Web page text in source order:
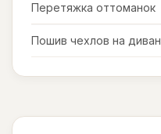
Перетяжка оттоманок
Пошив чехлов на диван